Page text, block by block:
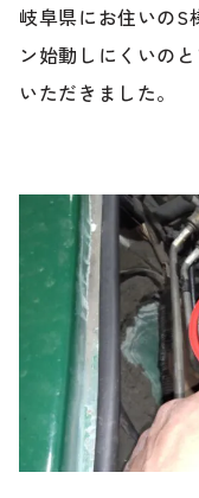
電話・メールなど
のご相談も可能で
お問い合わせフォ
岐阜県にお住いのS
ン始動しにくいの
いただきました。